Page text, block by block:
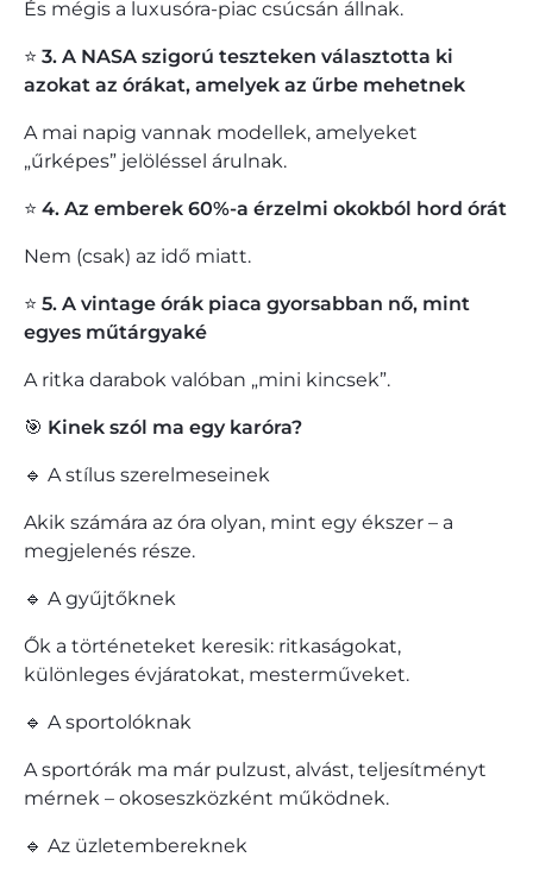
És mégis a luxusóra-piac csúcsán állnak.
⭐ 3. A NASA szigorú teszteken választotta ki
azokat az órákat, amelyek az űrbe mehetnek
A mai napig vannak modellek, amelyeket
„űrképes” jelöléssel árulnak.
⭐ 4. Az emberek 60%-a érzelmi okokból hord órát
Nem (csak) az idő miatt.
⭐ 5. A vintage órák piaca gyorsabban nő, mint
egyes műtárgyaké
A ritka darabok valóban „mini kincsek”.
🎯 Kinek szól ma egy karóra?
🔹 A stílus szerelmeseinek
Akik számára az óra olyan, mint egy ékszer – a
megjelenés része.
🔹 A gyűjtőknek
Ők a történeteket keresik: ritkaságokat,
különleges évjáratokat, mesterműveket.
🔹 A sportolóknak
A sportórák ma már pulzust, alvást, teljesítményt
mérnek – okoseszközként működnek.
🔹 Az üzletembereknek